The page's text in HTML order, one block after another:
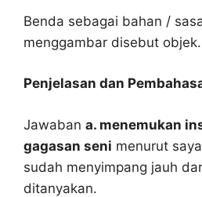
Benda sebagai bahan /
menggambar disebut objek.
Penjelasan dan
Jawaban a. menemukan
gagasan seni menurut
sudah menyimpang jauh
ditanyakan.